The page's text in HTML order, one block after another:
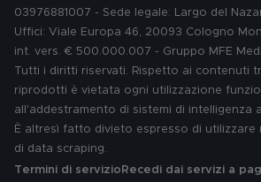
03976881007 - Sede legale: Largo del
Uffici: Viale Europa 46, 20093 Cologno
int. vers. € 500.000.007 - Gruppo MFE
Tutti i diritti riservati. Rispetto ai contenuti
riprodotti è vietata ogni utilizzazione
all'addestramento di sistemi di intelligenza
È altresì fatto divieto espresso di utilizzare
di data scraping.
Termini di servizio Recedi dai servizi a